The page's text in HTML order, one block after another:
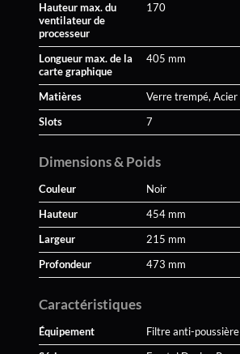
Hauteur max. du
ventilateur de
processeur
170
Longueur max. de la
carte graphique
405 mm
Matières Verre trempé, Acier
Slots 7
Dimensions & Poids
Couleur Noir
Hauteur 454 mm
Largeur 215 mm
Profondeur 473 mm
Caractéristiques
Équipement Filtre anti-poussière